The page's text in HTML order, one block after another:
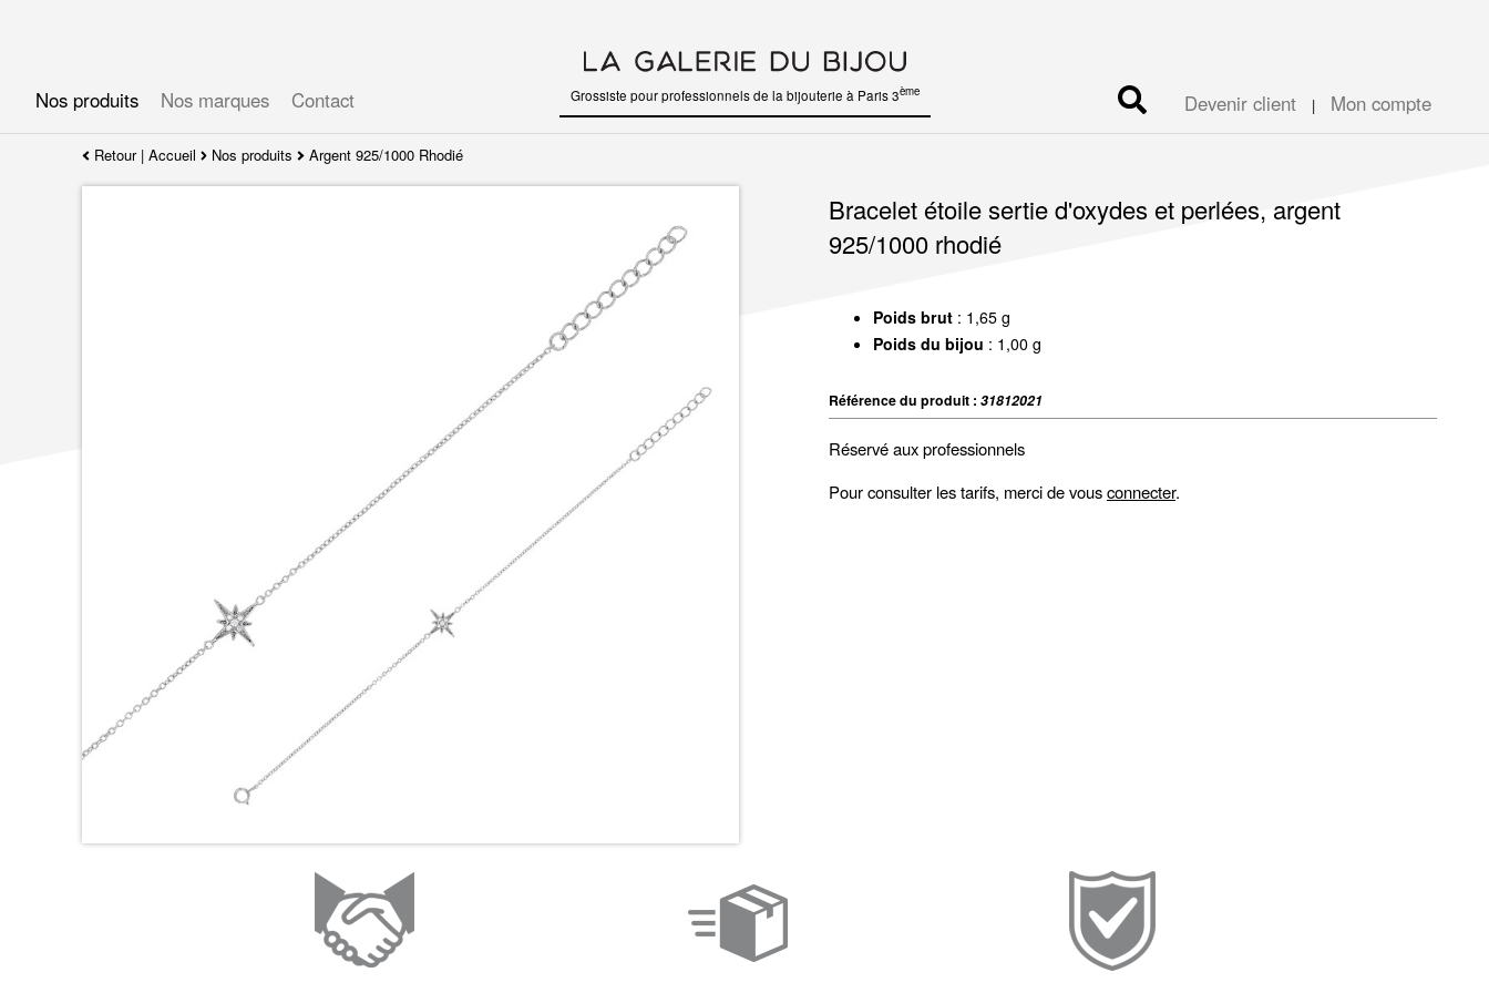
Nos produits Nos marques Contact Devenir client | Mon compte
Grossiste pour professionnels de la bijouterie à Paris 3ème
Retour| Accueil Nos produits Argent 925/1000 Rhodié
Bracelet étoile sertie d'oxydes et perlées, argent
925/1000 rhodié
Poids brut: 1,65 g
Poids du bijou : 1,00 g
Référence du produit : 31812021
Réservé aux professionnels
Pour consulter les tarifs, merci de vousconnecter.